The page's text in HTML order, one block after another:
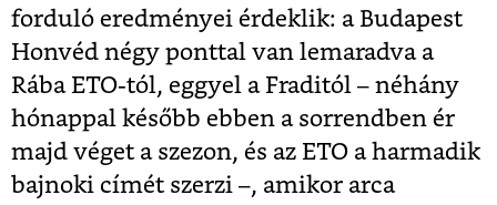
forduló eredményei érdeklik: a Budapest
Honvéd négy ponttal van lemaradva a
Rába ETO-tól, eggyel a Fraditól – néhány
hónappal később ebben a sorrendben ér
majd véget a szezon, és az ETO a harmadik
bajnoki címét szerzi –, amikor arca